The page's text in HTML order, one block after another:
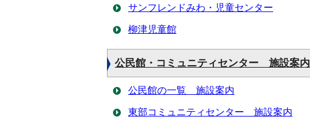
サンフレンドみわ・児童センター
柳津児童館
公民館・コミュニティセンター 施設案内
公民館の一覧 施設案内
東部コミュニティセンター 施設案内